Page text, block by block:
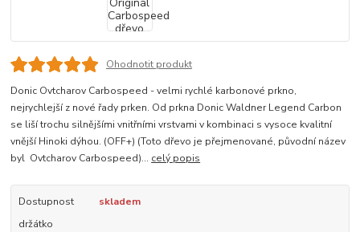
Ohodnotit produkt
Donic Ovtcharov Carbospeed - velmi rychlé karbonové prkno,
nejrychlejší z nové řady prken. Od prkna Donic Waldner Legend Carbon
se liší trochu silnějšími vnitřními vrstvami v kombinaci s vysoce kvalitní
vnější Hinoki dýhou. (OFF+) (Toto dřevo je přejmenované, původní název
byl Ovtcharov Carbospeed)... celý popis
Dostupnost
skladem
držátko